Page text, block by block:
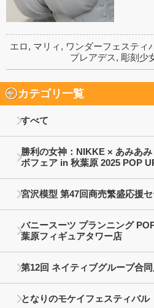
エロ, マリィ , ワンダーフェスティ
プレアデス, 彫刻少
カテゴリ一覧
すべて
勝利の女神：NIKKE × あみあ
ボフェア in 秋葉原 2025 POP
宮沢模型 第47回商売繁盛応援
バニースーツ プランニング
葉原フィギュアタワー店
第12回 ネイティブグループ合同
となりのモケイフェスティバル